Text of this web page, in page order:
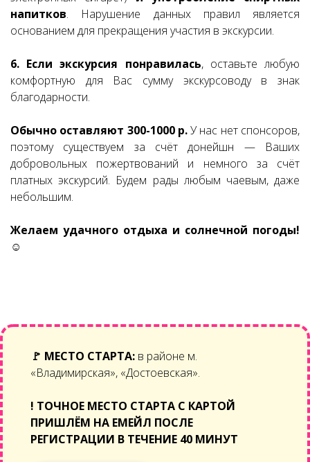
напитков. Нарушение данных правил является
основанием для прекращения участия в экскурсии.
6. Если экскурсия понравилась, оставьте любую
комфортную для Вас сумму экскурсоводу в знак
благодарности.
Обычно оставляют 300-1000 р.У нас нет спонсоров,
поэтому существуем за счёт донейшн — Ваших
добровольных пожертвований и немного за счёт
платных экскурсий. Будем рады любым чаевым, даже
небольшим.
Желаем удачного отдыха и солнечной погоды!
☺
🚩 МЕСТО СТАРТА: в районе м.
«Владимирская», «Достоевская».
! ТОЧНОЕ МЕСТО СТАРТА С КАРТОЙ
ПРИШЛЁМ НА ЕМЕЙЛ ПОСЛЕ
РЕГИСТРАЦИИ В ТЕЧЕНИЕ 40 МИНУТ